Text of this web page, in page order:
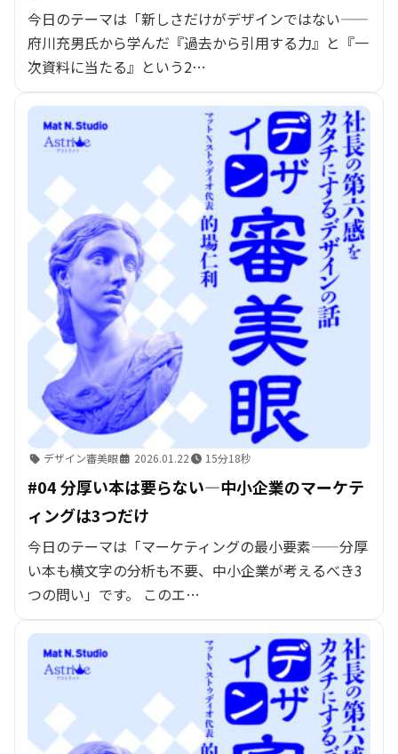
今日のテーマは「新しさだけがデザインではない——
府川充男氏から学んだ『過去から引用する力』と『一
次資料に当たる』という2…
デザイン審美眼 2026.01.22 15分18秒
#04 分厚い本は要らない—中小企業のマーケテ
ィングは3つだけ
今日のテーマは「マーケティングの最小要素——分厚
い本も横文字の分析も不要、中小企業が考えるべき3
つの問い」です。 このエ…